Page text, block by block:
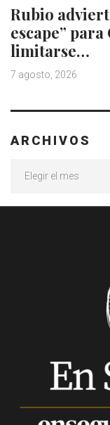
Rubio
escape”
limitarse…
7 agosto, 2026
ARCHIVOS